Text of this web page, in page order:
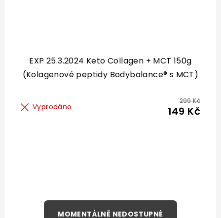
EXP 25.3.2024 Keto Collagen + MCT 150g
(Kolagenové peptidy Bodybalance® s MCT)
Vyprodáno
299 Kč
149 Kč